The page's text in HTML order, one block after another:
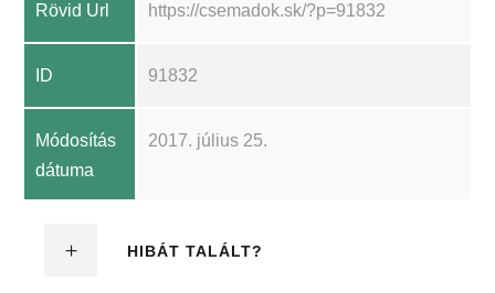
Rövid Url https://csemadok.sk/?p=91832
ID 91832
Módosítás
dátuma
2017. július 25.
HIBÁT TALÁLT?